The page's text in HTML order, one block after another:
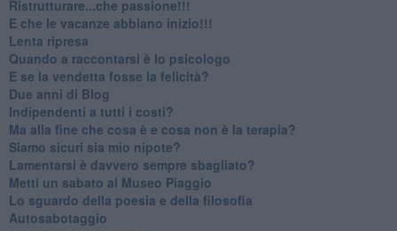
​Ristrutturare...che passione!!!
​E che le vacanze abbiano inizio!!!
​Lenta ripresa
​Quando a raccontarsi è lo psicologo
​E se la vendetta fosse la felicità?
​Due anni di Blog
​Indipendenti a tutti i costi?
​Ma alla fine che cosa è e cosa non è la terapia?
​Siamo sicuri sia mio nipote?
​Lamentarsi è davvero sempre sbagliato?
​Metti un sabato al Museo Piaggio
​Lo sguardo della poesia e della filosofia
Autosabotaggio